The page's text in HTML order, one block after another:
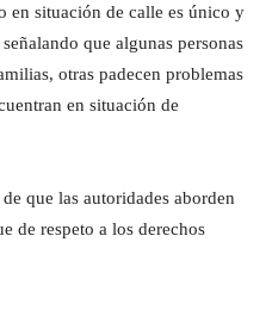
en situación de calle es único y
que algunas personas
otras padecen problemas
en situación de
que las autoridades aborden
de respeto a los derechos